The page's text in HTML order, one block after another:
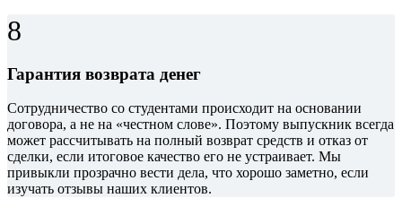
8
Гарантия возврата денег
Сотрудничество со студентами происходит на основании
договора, а не на «честном слове». Поэтому выпускник всегда
может рассчитывать на полный возврат средств и отказ от
сделки, если итоговое качество его не устраивает. Мы
привыкли прозрачно вести дела, что хорошо заметно, если
изучать отзывы наших клиентов.